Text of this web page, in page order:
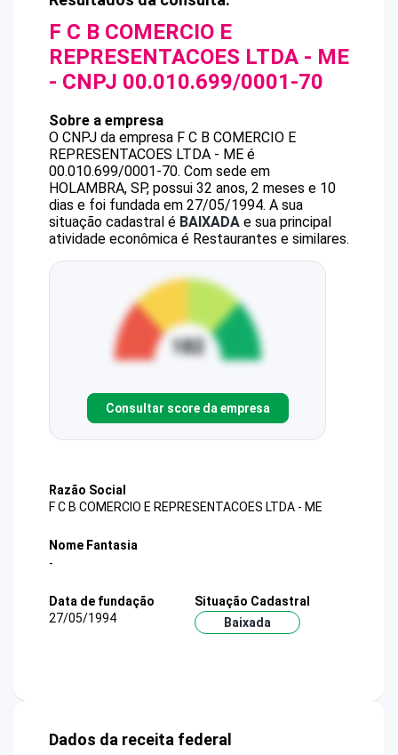
F C B COMERCIO E
REPRESENTACOES LTDA - ME
- CNPJ 00.010.699/0001-70
Sobre a empresa
O CNPJ da empresa F C B COMERCIO E
REPRESENTACOES LTDA - ME é
00.010.699/0001-70. Com sede em
HOLAMBRA, SP, possui 32 anos, 2 meses e 10
dias e foi fundada em 27/05/1994. A sua
situação cadastral é BAIXADA e sua principal
atividade econômica é Restaurantes e similares.
Consultar score da empresa
Razão Social
F C B COMERCIO E REPRESENTACOES LTDA - ME
Nome Fantasia
-
Data de fundação
27/05/1994
Situação Cadastral
Baixada
Dados da receita federal